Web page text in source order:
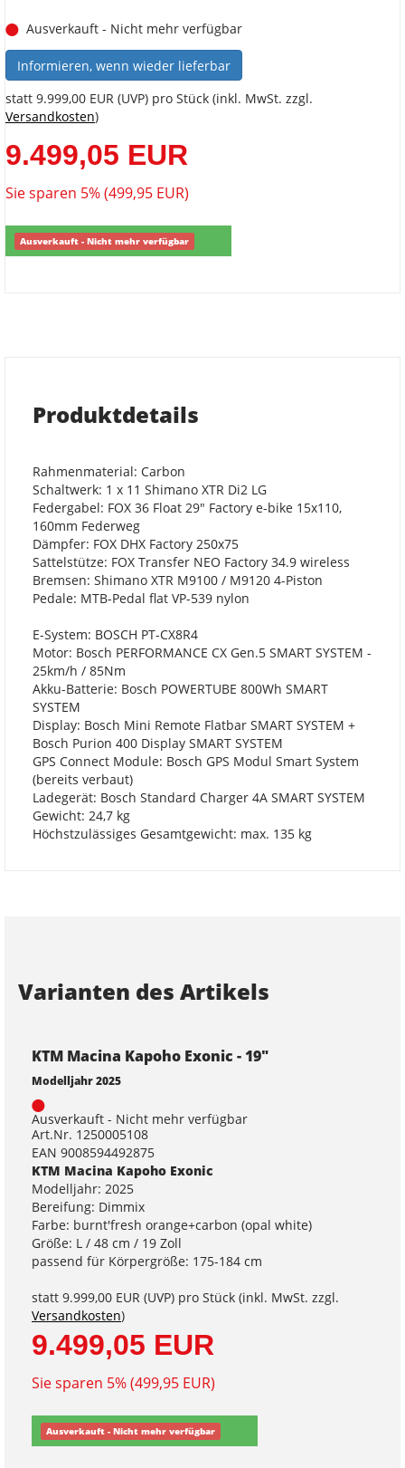
Ausverkauft - Nicht mehr verfügbar
Informieren, wenn wieder lieferbar
statt 9.999,00 EUR (UVP) pro Stück (inkl. MwSt. zzgl.
Versandkosten)
9.499,05 EUR
Sie sparen 5% (499,95 EUR)
Ausverkauft - Nicht mehr verfügbar
Produktdetails
Rahmenmaterial: Carbon
Schaltwerk: 1 x 11 Shimano XTR Di2 LG
Federgabel: FOX 36 Float 29" Factory e-bike 15x110,
160mm Federweg
Dämpfer: FOX DHX Factory 250x75
Sattelstütze: FOX Transfer NEO Factory 34.9 wireless
Bremsen: Shimano XTR M9100 / M9120 4-Piston
Pedale: MTB-Pedal flat VP-539 nylon
E-System: BOSCH PT-CX8R4
Motor: Bosch PERFORMANCE CX Gen.5 SMART SYSTEM -
25km/h / 85Nm
Akku-Batterie: Bosch POWERTUBE 800Wh SMART
SYSTEM
Display: Bosch Mini Remote Flatbar SMART SYSTEM +
Bosch Purion 400 Display SMART SYSTEM
GPS Connect Module: Bosch GPS Modul Smart System
(bereits verbaut)
Ladegerät: Bosch Standard Charger 4A SMART SYSTEM
Gewicht: 24,7 kg
Höchstzulässiges Gesamtgewicht: max. 135 kg
Varianten des Artikels
KTM Macina Kapoho Exonic - 19"
Modelljahr 2025
Ausverkauft - Nicht mehr verfügbar
Art.Nr. 1250005108
EAN 9008594492875
KTM Macina Kapoho Exonic
Modelljahr: 2025
Bereifung: Dimmix
Farbe: burnt'fresh orange+carbon (opal white)
Größe: L / 48 cm / 19 Zoll
passend für Körpergröße: 175-184 cm
statt 9.999,00 EUR (UVP) pro Stück (inkl. MwSt. zzgl.
Versandkosten)
9.499,05 EUR
Sie sparen 5% (499,95 EUR)
Ausverkauft - Nicht mehr verfügbar